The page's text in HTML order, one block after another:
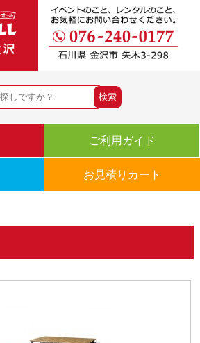
ご利用ガイド
お見積りカート